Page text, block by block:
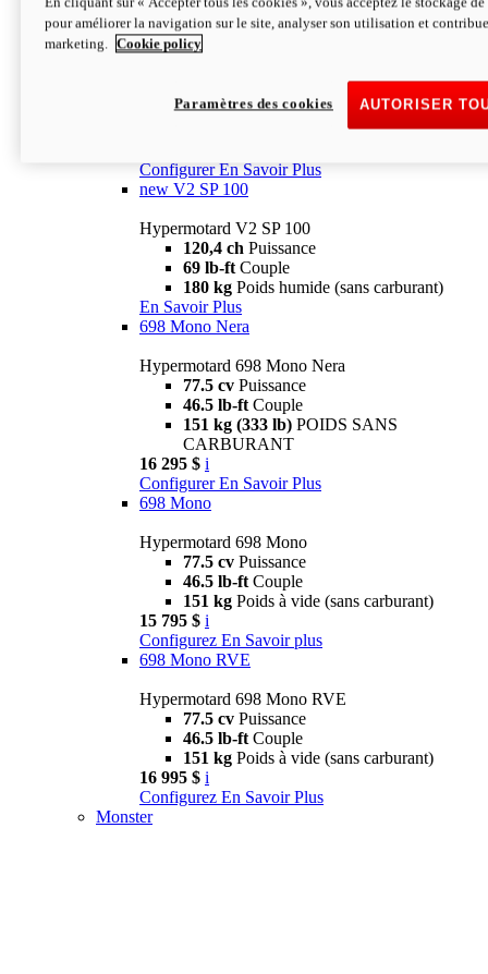
Configurer En Savoir Plus
newV2 SP
69 lb-ftCouple
Poids humide (sans carburant)
Configurer En Savoir Plus
new V2 SP 100
Hypermotard V2 SP 100
120,4 ch Puissance
69 lb-ft Couple
180 kg Poids humide (sans carburant)
En Savoir Plus
698 Mono Nera
Hypermotard 698 Mono Nera
77.5 cv Puissance
46.5 lb-ft Couple
151 kg (333 lb) POIDS SANS
CARBURANT
16 295 $ i
Configurer En Savoir Plus
698 Mono
Hypermotard 698 Mono
77.5 cv Puissance
46.5 lb-ft Couple
151 kg Poids à vide (sans carburant)
15 795 $ i
Configurez En Savoir plus
698 Mono RVE
Hypermotard 698 Mono RVE
77.5 cv Puissance
46.5 lb-ft Couple
151 kg Poids à vide (sans carburant)
16 995 $ i
Configurez En Savoir Plus
Monster
pour améliorer la navigation sur le site, analyser son utilisation et
marketing.
Cookie policy
AUTORISER
Paramètres des cookies